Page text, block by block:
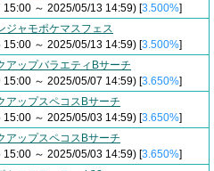
15:00 ～ 2025/05/13 14:59) [3.500%]
ジャモポケマスフェス
15:00 ～ 2025/05/13 14:59) [3.500%]
アップバラエティBサーチ
15:00 ～ 2025/05/07 14:59) [3.650%]
アップスペコスBサーチ
15:00 ～ 2025/05/03 14:59) [3.650%]
アップスペコスBサーチ
15:00 ～ 2025/05/03 14:59) [3.650%]